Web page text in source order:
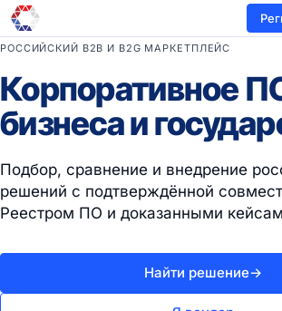
РОССИЙСКИЙ B2B И B2G МАРКЕТПЛЕЙС
Корпоративное
бизнеса и
Подбор, сравнение и внедрение
решений с подтверждённой
Реестром ПО и доказанными
Найти решение→